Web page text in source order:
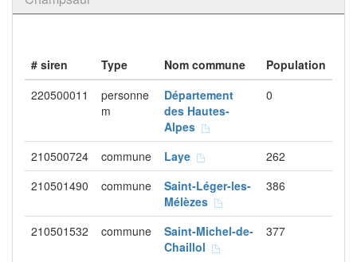
# siren Type Nom commune
Population
220500011
personne
m
Département
des Hautes-
Alpes
0
210500724 commune Laye
262
210501490
commune
Saint-Léger-les-
Mélèzes
386
210501532 commune
Saint-Michel-de-
Chaillol
377